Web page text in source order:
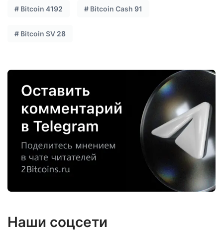
# Bitcoin 4192 # Bitcoin Cash 91
# Bitcoin SV 28
Наши соцсети